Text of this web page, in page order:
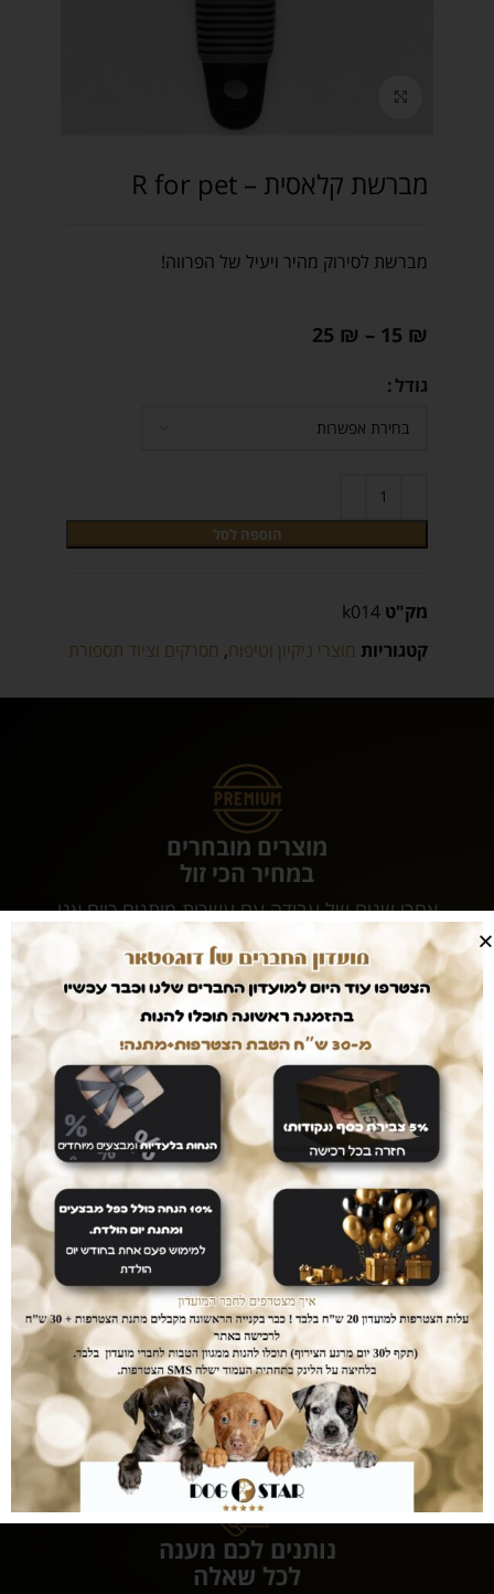
Click to enlarge
מברשת קלאסית – R for pet
מברשת לסירוק מהיר ויעיל של הפרווה!
15 ₪
–
25 ₪
גודל
הוספה לסל
מק"ט k014
קטגוריות מוצרי ניקיון וטיפוח, מסרקים וציוד תספורת
מוצרים מובחרים
במחיר הכי זול
אחרי שנים של עבודה עם עשרות מותגים כיום אנו
משווקים אך ורק מוצרי ultra premium אשר נותן
לכלבכם תזונה מושלמת והמחירים... הכי זול שיש.
עושים לכם חיים קלים
המשלוחים עלינו
עם dogstar אין צורך לצאת מהבית. המשלוח יגיע
אליכם עד הבית ללא עלות נוספת.
דואגים לבטחון שלכם
רכישה בטוחה
ממשק הזמנות מאובטח ונגיש אשר יחסוך לכם זמן יקר
בהזמנת המוצרים.
נותנים לכם מענה
לכל שאלה